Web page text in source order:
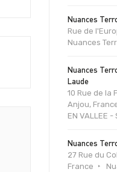
Nuances
Rue de
Nuances
Nuances
Laude
10 Rue de
Anjou,
EN VALLEE -
Nuances
27 Rue du
France